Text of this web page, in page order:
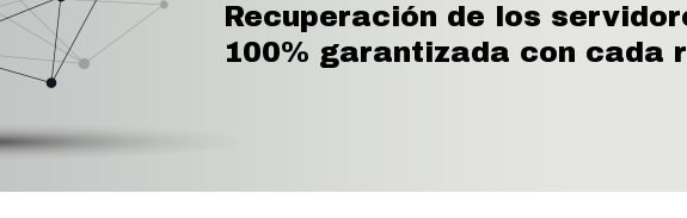
Recuperación de los
100% garantizada con cada